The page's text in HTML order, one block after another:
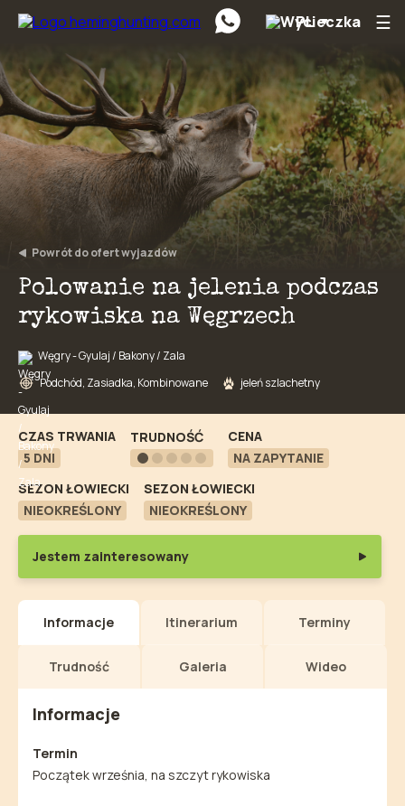
Preskočiť na obsah ☰
PL
Powrót do ofert wyjazdów
Polowanie na jelenia podczas
rykowiska na Węgrzech
Węgry - Gyulaj / Bakony / Zala
Podchód, Zasiadka, Kombinowane
jeleń szlachetny
CZAS TRWANIA
5 DNI
TRUDNOŚĆ
CENA
NA ZAPYTANIE
SEZON ŁOWIECKI
NIEOKREŚLONY
SEZON ŁOWIECKI
NIEOKREŚLONY
Jestem zainteresowany
Informacje Itinerarium Terminy
Trudność Galeria Wideo
Informacje
Termin
Początek września, na szczyt rykowiska